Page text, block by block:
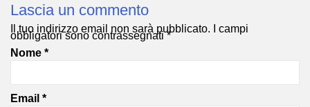
Lascia un commento
Il tuo indirizzo email non sarà pubblicato. I campi
obbligatori sono contrassegnati*
Nome *
Email *